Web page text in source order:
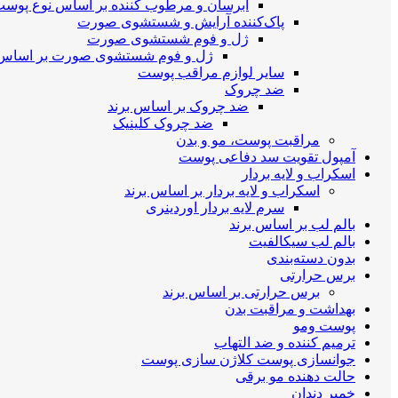
آبرسان و مرطوب کننده بر اساس نوع
پاک‌کننده آرایش و شستشوی صورت
ژل و فوم شستشوی صورت
ژل و فوم شستشوی صورت بر اساس
سایر لوازم مراقب پوست
ضد چروک
ضد چروک بر اساس برند
ضد چروک کلینیک
مراقبت پوست، مو و بدن
آمپول تقویت سد دفاعی پوست
اسکراب و لایه بردار
اسکراب و لایه بردار بر اساس برند
سرم لایه بردار اوردینری
بالم لب بر اساس برند
بالم لب سیکالفیت
بدون دسته‌بندی
برس حرارتی
برس حرارتی بر اساس برند
بهداشت و مراقبت بدن
پوست ومو
ترمیم کننده و ضد التهاب
جوانسازی پوست کلاژن سازی پوست
حالت دهنده مو برقی
خمیر دندان